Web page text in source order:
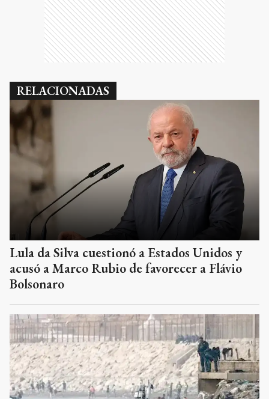
RELACIONADAS
Lula da Silva cuestionó a Estados Unidos y
acusó a Marco Rubio de favorecer a Flávio
Bolsonaro